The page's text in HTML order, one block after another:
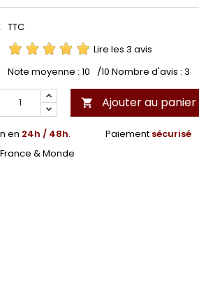
TTC
Lire les 3 avis
Note moyenne : 10 /10 Nombre d'avis : 3
 Ajouter au panier
en 24h / 48h.
& Monde
Paiement sécurisé